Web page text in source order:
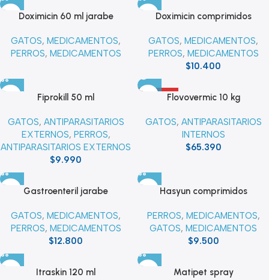
Doximicin 60 ml jarabe
GATOS, MEDICAMENTOS,
PERROS, MEDICAMENTOS
Doximicin comprimidos
GATOS, MEDICAMENTOS,
PERROS, MEDICAMENTOS
$10.400
Fiprokill 50 ml
GATOS, ANTIPARASITARIOS
EXTERNOS, PERROS,
ANTIPARASITARIOS EXTERNOS
$9.990
VENDIDOFlovovermic 10 kg
GATOS, ANTIPARASITARIOS
INTERNOS
$65.390
Gastroenteril jarabe
GATOS, MEDICAMENTOS,
PERROS, MEDICAMENTOS
$12.800
Hasyun comprimidos
PERROS, MEDICAMENTOS,
GATOS, MEDICAMENTOS
$9.500
Itraskin 120 ml Matipet spray